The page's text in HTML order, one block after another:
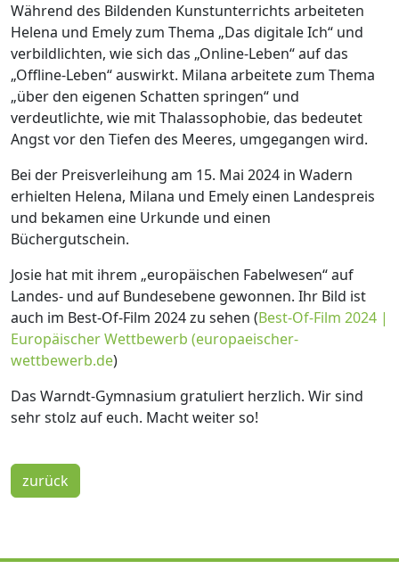
Während des Bildenden Kunstunterrichts arbeiteten
Helena und Emely zum Thema „Das digitale Ich“ und
verbildlichten, wie sich das „Online-Leben“ auf das
„Offline-Leben“ auswirkt. Milana arbeitete zum Thema
„über den eigenen Schatten springen“ und
verdeutlichte, wie mit Thalassophobie, das bedeutet
Angst vor den Tiefen des Meeres, umgegangen wird.
Bei der Preisverleihung am 15. Mai 2024 in Wadern
erhielten Helena, Milana und Emely einen Landespreis
und bekamen eine Urkunde und einen
Büchergutschein.
Josie hat mit ihrem „europäischen Fabelwesen“ auf
Landes- und auf Bundesebene gewonnen. Ihr Bild ist
auch im Best-Of-Film 2024 zu sehen (Best-Of-Film 2024 |
Europäischer Wettbewerb (europaeischer-
wettbewerb.de)
Das Warndt-Gymnasium gratuliert herzlich. Wir sind
sehr stolz auf euch. Macht weiter so!
zurück